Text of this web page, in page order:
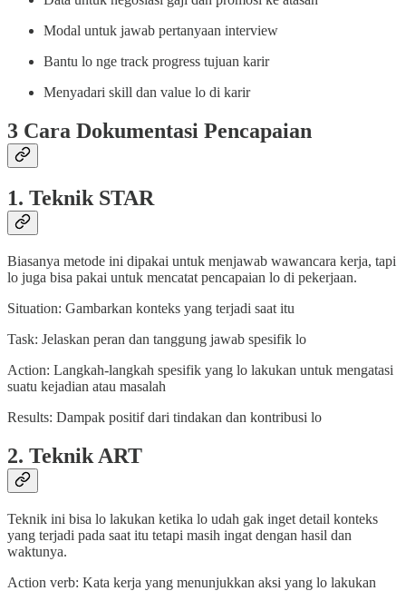
Modal untuk jawab pertanyaan interview
Bantu lo nge track progress tujuan karir
Menyadari skill dan value lo di karir
3 Cara Dokumentasi Pencapaian
1. Teknik STAR
Biasanya metode ini dipakai untuk menjawab wawancara kerja, tapi
lo juga bisa pakai untuk mencatat pencapaian lo di pekerjaan.
Situation: Gambarkan konteks yang terjadi saat itu
Task: Jelaskan peran dan tanggung jawab spesifik lo
Action: Langkah-langkah spesifik yang lo lakukan untuk mengatasi
suatu kejadian atau masalah
Results: Dampak positif dari tindakan dan kontribusi lo
2. Teknik ART
Teknik ini bisa lo lakukan ketika lo udah gak inget detail konteks
yang terjadi pada saat itu tetapi masih ingat dengan hasil dan
waktunya.
Action verb: Kata kerja yang menunjukkan aksi yang lo lakukan